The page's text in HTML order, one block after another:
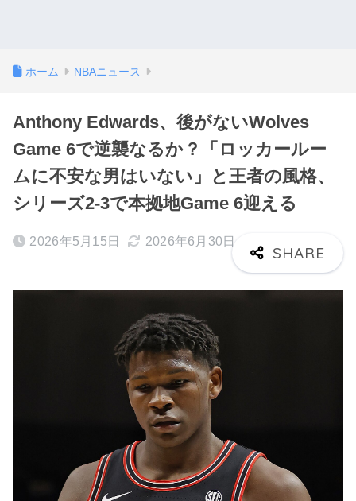
ホーム NBAニュース
Anthony Edwards、後がないWolves
Game 6で逆襲なるか？「ロッカールー
ムに不安な男はいない」と王者の風格、
シリーズ2-3で本拠地Game 6迎える
2026年5月15日 2026年6月30日